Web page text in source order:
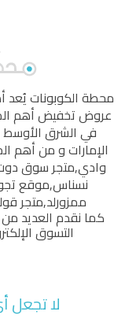
محطة الكوبوناتيُعد
عروض تخفيض أهم
في الشرق الأوسط
الإمارات و من أهم
وادي,متجر سوق
نسناس,موقع
ممزورلد,متجر
كما نقدم العديد
التسوق
لا